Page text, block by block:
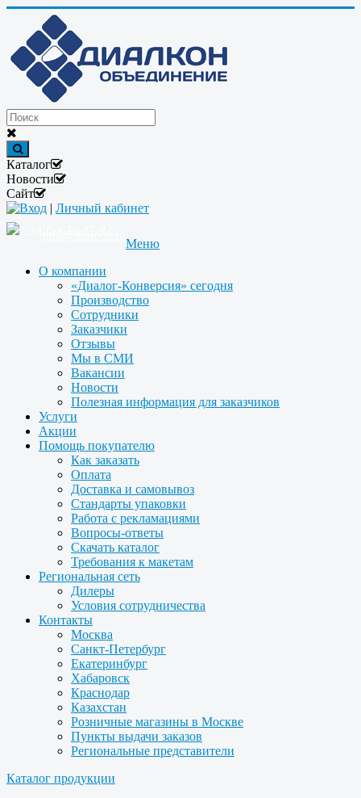
Каталог
Новости
Сайт
Вход | Личный кабинет
Меню
О компании
«Диалог-Конверсия» сегодня
Производство
Сотрудники
Заказчики
Отзывы
Мы в СМИ
Вакансии
Новости
Полезная информация для заказчиков
Услуги
Акции
Помощь покупателю
Как заказать
Оплата
Доставка и самовывоз
Стандарты упаковки
Работа с рекламациями
Вопросы-ответы
Скачать каталог
Требования к макетам
Региональная сеть
Дилеры
Условия сотрудничества
Контакты
Москва
Санкт-Петербург
Екатеринбург
Хабаровск
Краснодар
Казахстан
Розничные магазины в Москве
Пункты выдачи заказов
Региональные представители
Каталог продукции